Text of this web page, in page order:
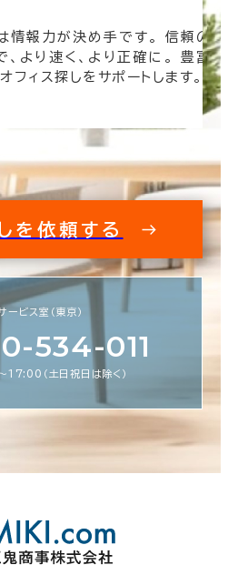
す他にも多彩なコンテンツをご
。 オフィスに関するさまざま
えする 三鬼商事のホームペー
を依頼する
ービス室（東京）
534-011
17:00（土日祝日は除く）